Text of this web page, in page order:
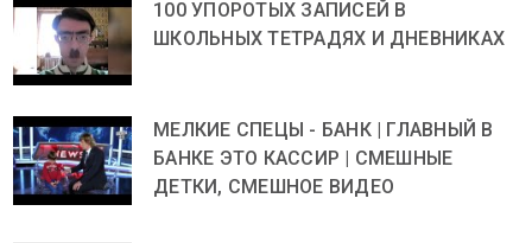
100 УПОРОТЫХ ЗАПИСЕЙ В
ШКОЛЬНЫХ ТЕТРАДЯХ И ДНЕВНИКАХ
МЕЛКИЕ СПЕЦЫ - БАНК | ГЛАВНЫЙ В
БАНКЕ ЭТО КАССИР | СМЕШНЫЕ
ДЕТКИ, СМЕШНОЕ ВИДЕО